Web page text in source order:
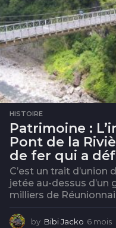
HISTOIRE
Patrimoine :
Pont de la
de fer qui a
C’est un trait d’union
jetée au-dessus d’un
milliers de
by Bibi Jacko 6 mois